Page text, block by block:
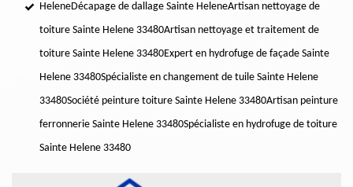
HeleneDécapage de dallage Sainte HeleneArtisan nettoyage de
toiture Sainte Helene 33480Artisan nettoyage et traitement de
toiture Sainte Helene 33480Expert en hydrofuge de façade Sainte
Helene 33480Spécialiste en changement de tuile Sainte Helene
33480Société peinture toiture Sainte Helene 33480Artisan peinture
ferronnerie Sainte Helene 33480Spécialiste en hydrofuge de toiture
Sainte Helene 33480